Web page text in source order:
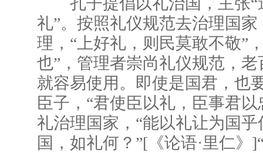
礼”。按照礼仪规范去治理国
理，“上好礼，则民莫敢不敬”
也”，管理者崇尚礼仪规范，
就容易使用。即使是国君，也
臣子，“君使臣以礼，臣事君
礼治理国家，“能以礼让为国
国，如礼何？”[《论语·里仁》